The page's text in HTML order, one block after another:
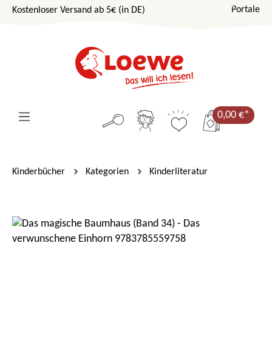
Zum Hauptinhalt springen
Kostenloser Versand ab 5€ (in DE) Portale
0,00 €*
Kinderbücher Kategorien Kinderliteratur
Bildergalerie überspringen